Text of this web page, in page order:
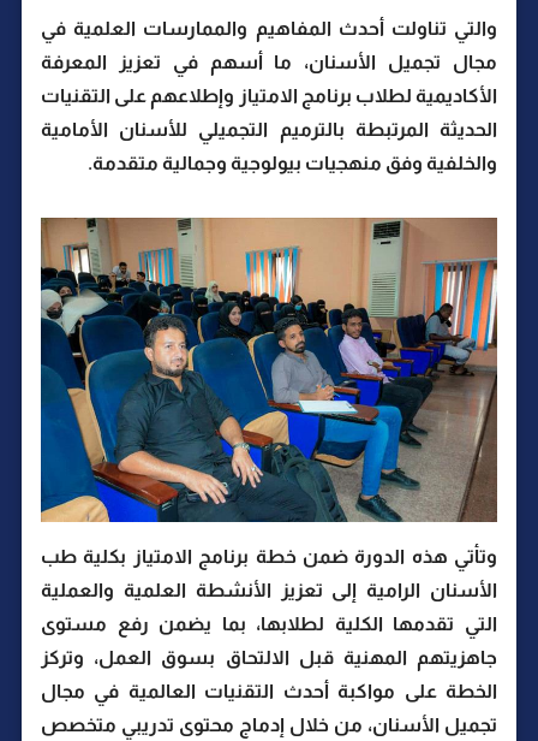
والتي تناولت أحدث المفاهيم والممارسات العلمية في
مجال تجميل الأسنان، ما أسهم في تعزيز المعرفة
الأكاديمية لطلاب برنامج الامتياز وإطلاعهم على التقنيات
الحديثة المرتبطة بالترميم التجميلي للأسنان الأمامية
والخلفية وفق منهجيات بيولوجية وجمالية متقدمة.
وتأتي هذه الدورة ضمن خطة برنامج الامتياز بكلية طب
الأسنان الرامية إلى تعزيز الأنشطة العلمية والعملية
التي تقدمها الكلية لطلابها، بما يضمن رفع مستوى
جاهزيتهم المهنية قبل الالتحاق بسوق العمل، وتركز
الخطة على مواكبة أحدث التقنيات العالمية في مجال
تجميل الأسنان، من خلال إدماج محتوى تدريبي متخصص